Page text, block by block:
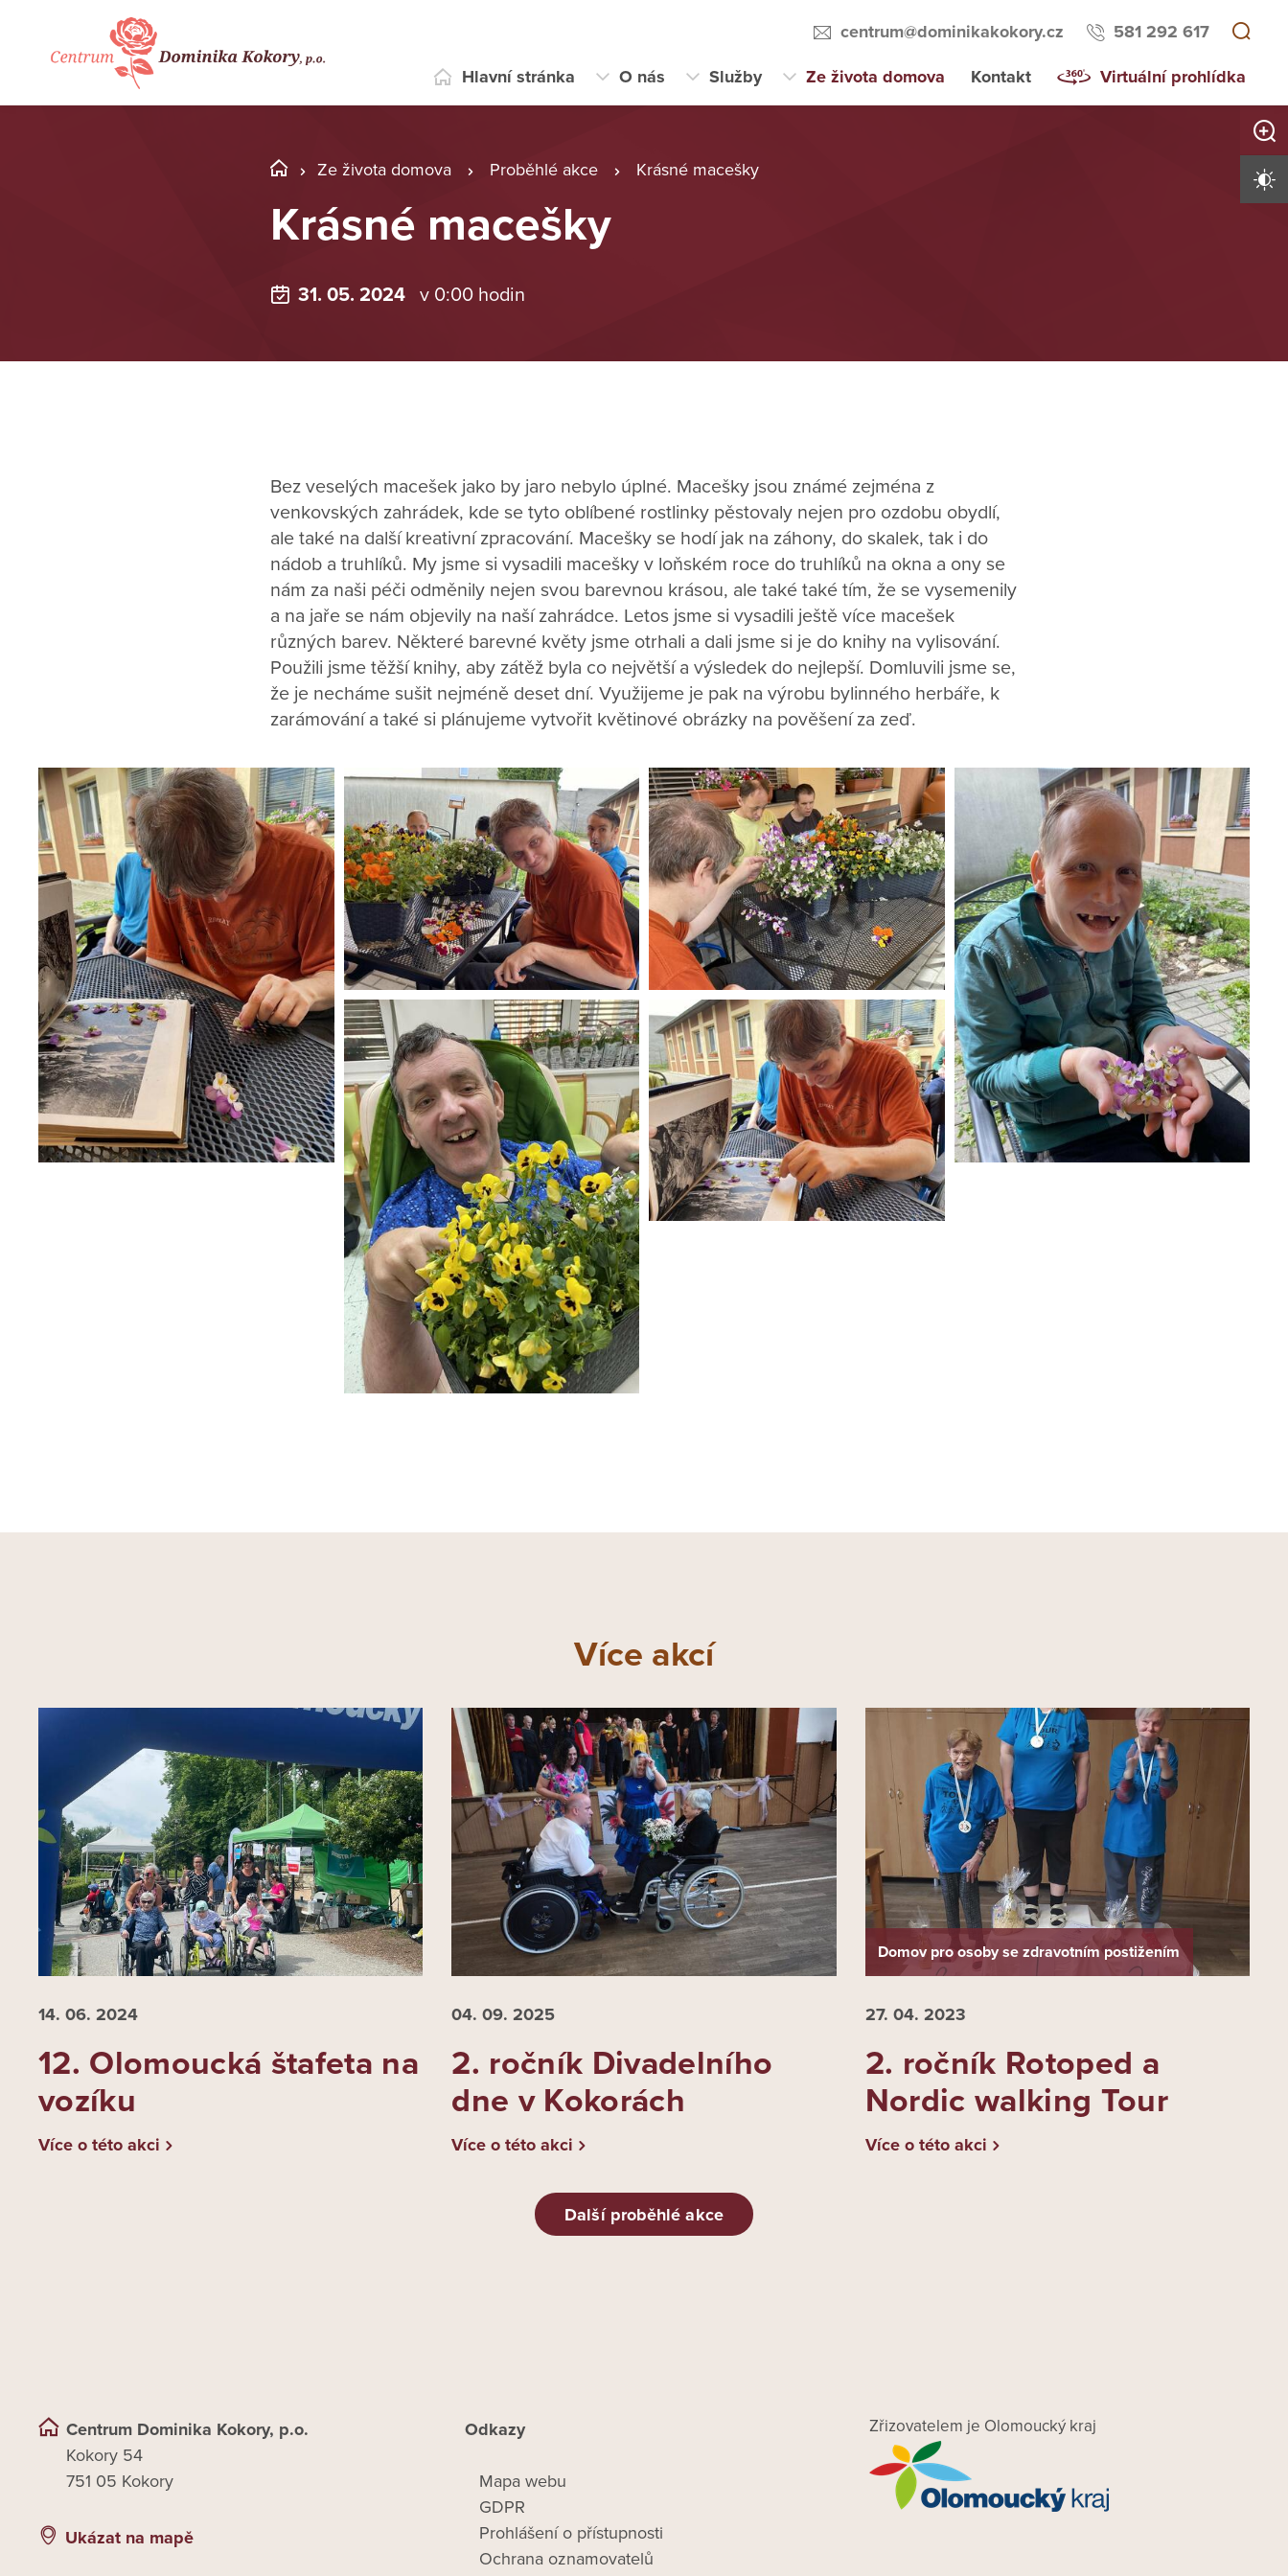
centrum@dominikakokory.cz 581 292 617
Hlavní stránka O nás Služby Ze života domova Kontakt Virtuální prohlídka
Ze života domova Proběhlé akce Krásné macešky
Krásné macešky
31. 05. 2024 v 0:00 hodin
Bez veselých macešek jako by jaro nebylo úplné. Macešky jsou známé zejména z
venkovských zahrádek, kde se tyto oblíbené rostlinky pěstovaly nejen pro ozdobu obydlí,
ale také na další kreativní zpracování. Macešky se hodí jak na záhony, do skalek, tak i do
nádob a truhlíků. My jsme si vysadili macešky v loňském roce do truhlíků na okna a ony se
nám za naši péči odměnily nejen svou barevnou krásou, ale také také tím, že se vysemenily
a na jaře se nám objevily na naší zahrádce. Letos jsme si vysadili ještě více macešek
různých barev. Některé barevné květy jsme otrhali a dali jsme si je do knihy na vylisování.
Použili jsme těžší knihy, aby zátěž byla co největší a výsledek do nejlepší. Domluvili jsme se,
že je necháme sušit nejméně deset dní. Využijeme je pak na výrobu bylinného herbáře, k
zarámování a také si plánujeme vytvořit květinové obrázky na pověšení za zeď.
Více akcí
14. 06. 2024
12. Olomoucká štafeta na
vozíku
Více o této akci
04. 09.2025
2. ročník Divadelního
dne v Kokorách
Více o této akci
Domov pro osoby se zdravotním postižením
27. 04. 2023
2. ročník Rotoped a
Nordic walking Tour
Více o této akci
Další proběhlé akce
Centrum Dominika Kokory, p.o.
Kokory 54
751 05 Kokory
Ukázat na mapě
Odkazy
Mapa webu
GDPR
Prohlášení o přístupnosti
Ochrana oznamovatelů
Zřizovatelem je Olomoucký kraj